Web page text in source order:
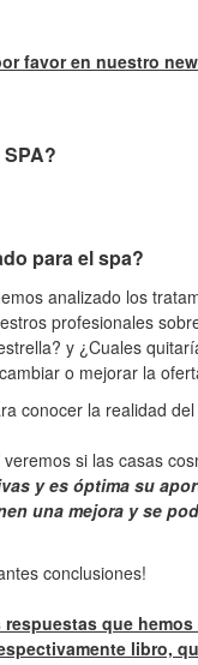
favor en nuestro
para el spa?
analizado los
profesionales
y ¿Cuales
o mejorar la
conocer la realidad
veremos si las casas
y es óptima su
una mejora y se
conclusiones!
que
libro,